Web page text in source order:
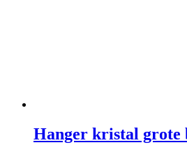
Hanger kristal grote